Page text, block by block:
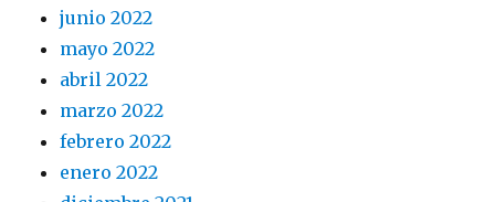
junio 2022
mayo 2022
abril 2022
marzo 2022
febrero 2022
enero 2022